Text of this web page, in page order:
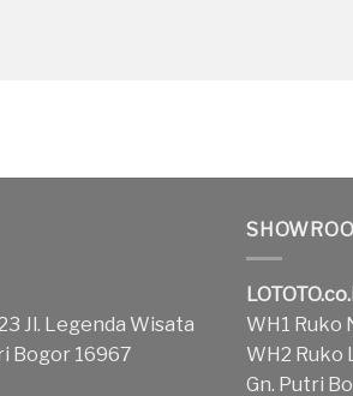
Jl. Legenda Wisata
Bogor 16967
WH1 Ruko
WH2 Ruko
Gn. Putri